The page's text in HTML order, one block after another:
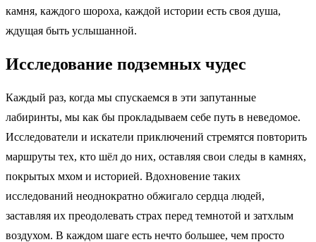
камня, каждого шороха, каждой истории есть своя душа,
ждущая быть услышанной.
Исследование подземных чудес
Каждый раз, когда мы спускаемся в эти запутанные
лабиринты, мы как бы прокладываем себе путь в неведомое.
Исследователи и искатели приключений стремятся повторить
маршруты тех, кто шёл до них, оставляя свои следы в камнях,
покрытых мхом и историей. Вдохновение таких
исследований неоднократно обжигало сердца людей,
заставляя их преодолевать страх перед темнотой и затхлым
воздухом. В каждом шаге есть нечто большее, чем просто